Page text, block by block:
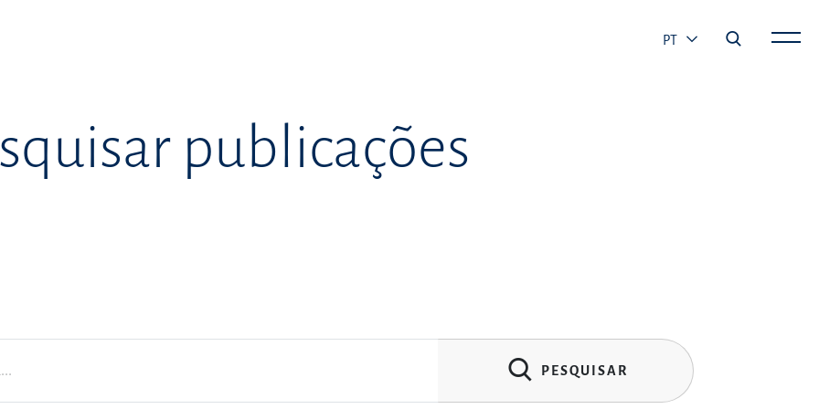
PT
publicações
PESQUISAR